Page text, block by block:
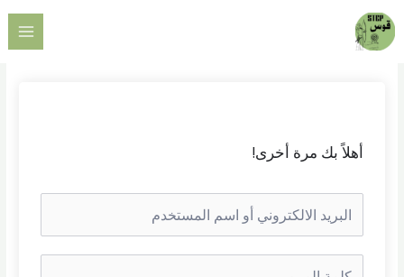
تخطي
إلى
المحتوى
أهلاً بك مرة أخرى!